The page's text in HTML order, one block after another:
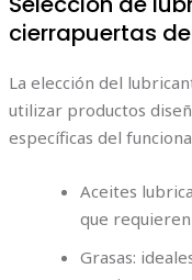
cierrapuertas
La elección del
utilizar productos
específicas del
Aceites
que
Grasas: